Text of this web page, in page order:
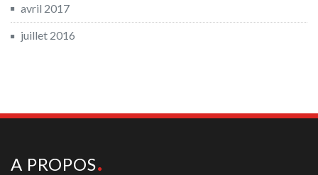
avril 2017
juillet 2016
A PROPOS